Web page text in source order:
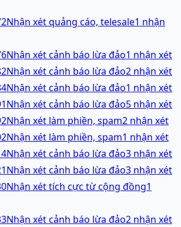
Nhận xét quảng cáo, telesale1 nhận
Nhận xét cảnh báo lừa đảo1 nhận xét
Nhận xét cảnh báo lừa đảo2 nhận xét
Nhận xét cảnh báo lừa đảo1 nhận xét
Nhận xét cảnh báo lừa đảo5 nhận xét
Nhận xét làm phiền, spam2 nhận xét
Nhận xét làm phiền, spam1 nhận xét
Nhận xét cảnh báo lừa đảo3 nhận xét
Nhận xét cảnh báo lừa đảo3 nhận xét
Nhận xét tích cực từ cộng đồng1
Nhận xét cảnh báo lừa đảo2 nhận xét